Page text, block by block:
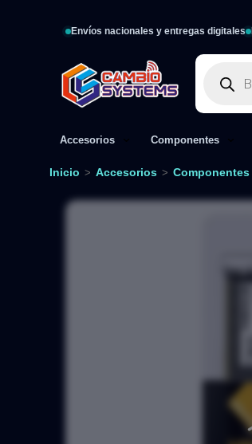
Envíos nacionales y entregas digitales
Accesorios Componentes
Inicio > Accesorios > Componentes